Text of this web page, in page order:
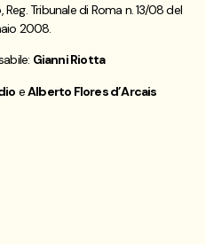
Tribunale di Roma n. 13/08 del
2008.
Gianni Riotta
eAlberto Flores d’Arcais